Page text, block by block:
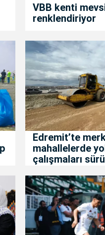
VBB kenti
renklendiriyor
Edremit’te
mahallelerde
çalışmaları